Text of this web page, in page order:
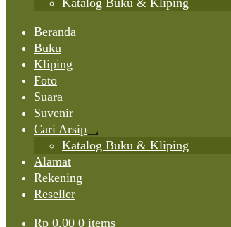
Katalog Buku & Kliping
Beranda
Buku
Kliping
Foto
Suara
Suvenir
Cari Arsip
Expand
child
Katalog Buku & Kliping
Alamat
Rekening
Reseller
Rp 0,00 0 items